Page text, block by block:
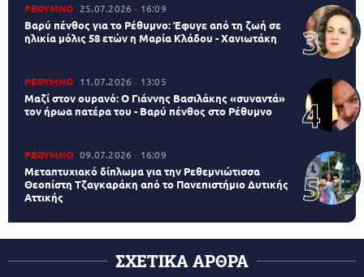
ΡΕΘΥΜΝΟ 25.07.2026 16:09
Βαρύ πένθος για το Ρέθυμνο: Έφυγε από τη ζωή σε
ηλικία μόλις 58 ετών η Μαρία Κλάδου - Χανιωτάκη
ΡΕΘΥΜΝΟ 11.07.2026 13:05
Μαζί στον ουρανό: Ο Γιάννης Βασιλάκης «συναντά»
τον ήρωα πατέρα του - Βαρύ πένθος στο Ρέθυμνο
ΡΕΘΥΜΝΟ 09.07.2026 16:09
Μεταπτυχιακό δίπλωμα για την Ρεθεμνιώτισσα
Θεοπίστη Τζαγκαράκη από το Πανεπιστήμιο Δυτικής
Αττικής
ΣΧΕΤΙΚΑ ΑΡΘΡΑ